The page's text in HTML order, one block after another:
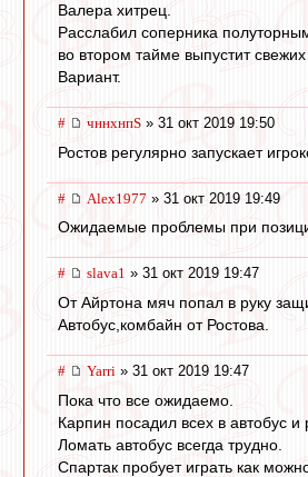
Валера хитрец.
Расслабил соперника
во втором тайме выпустит
Вариант.
# чннхнпS » 31 окт 2019 19:50
Ростов регулярно запускает
# Alex1977 » 31 окт 2019 19:49
Ожидаемые проблемы при
# slava1 » 31 окт 2019 19:47
От Айртона мяч попал в руку
Автобус,комбайн от Ростова.
# Yarri » 31 окт 2019 19:47
Пока что все ожидаемо.
Карпин посадил всех в автобус и
Ломать автобус всегда трудно.
Спартак пробует играть как